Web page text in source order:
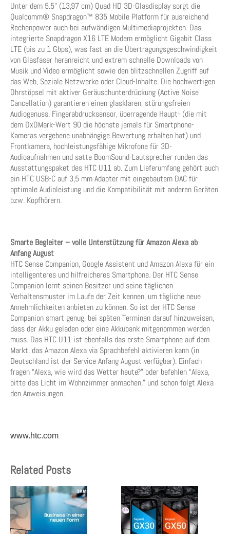
Unter dem 5.5” (13,97 cm) Quad HD 3D-Glasdisplay sorgt die
Qualcomm® Snapdragon™ 835 Mobile Platform für ausreichend
Rechenpower auch bei aufwändigen Multimediaprojekten. Das
integrierte Snapdragon X16 LTE Modem ermöglicht Gigabit Class
LTE (bis zu 1 Gbps), was fast an die Übertragungsgeschwindigkeit
von Glasfaser heranreicht und extrem schnelle Downloads von
Musik und Video ermöglicht sowie den blitzschnellen Zugriff auf
das Web, Soziale Netzwerke oder Cloud-Inhalte. Die hochwertigen
Ohrstöpsel mit aktiver Geräuschunterdrückung (Active Noise
Cancellation) garantieren einen glasklaren, störungsfreien
Audiogenuss. Fingerabdrucksensor, überragende Haupt- (die mit
dem DxOMark-Wert 90 die höchste jemals für Smartphone-
Kameras vergebene unabhängige Bewertung erhalten hat) und
Frontkamera, hochleistungsfähige Mikrofone für 3D-
Audioaufnahmen und satte BoomSound-Lautsprecher runden das
Ausstattungspaket des HTC U11 ab. Zum Lieferumfang gehört auch
ein HTC USB-C auf 3,5 mm Adapter mit eingebautem DAC für
optimale Audioleistung und die Kompatibilität mit anderen Geräten
bzw. Kopfhörern.
Smarte Begleiter – volle Unterstützung für Amazon Alexa ab
Anfang August
HTC Sense Companion, Google Assistent und Amazon Alexa für ein
intelligenteres und hilfreicheres Smartphone. Der HTC Sense
Companion lernt seinen Besitzer und seine täglichen
Verhaltensmuster im Laufe der Zeit kennen, um tägliche neue
Annehmlichkeiten anbieten zu können. So ist der HTC Sense
Companion smart genug, bei späten Terminen darauf hinzuweisen,
dass der Akku geladen oder eine Akkubank mitgenommen werden
muss. Das HTC U11 ist ebenfalls das erste Smartphone auf dem
Markt, das Amazon Alexa via Sprachbefehl aktivieren kann (in
Deutschland ist der Service Anfang August verfügbar). Einfach
fragen “Alexa, wie wird das Wetter heute?” oder befehlen “Alexa,
bitte das Licht im Wohnzimmer anmachen.” und schon folgt Alexa
den Anweisungen.
www.htc.com
Related Posts